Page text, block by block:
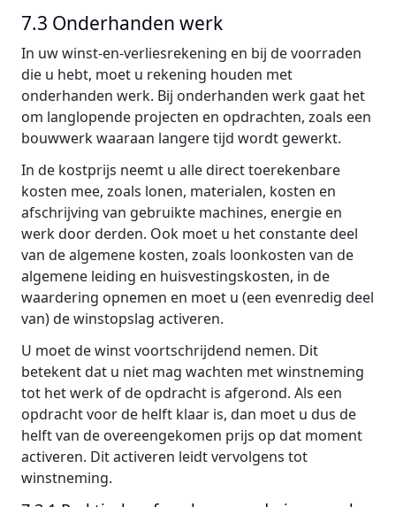
7.3 Onderhanden werk
In uw winst-en-verliesrekening en bij de voorraden
die u hebt, moet u rekening houden met
onderhanden werk. Bij onderhanden werk gaat het
om langlopende projecten en opdrachten, zoals een
bouwwerk waaraan langere tijd wordt gewerkt.
In de kostprijs neemt u alle direct toerekenbare
kosten mee, zoals lonen, materialen, kosten en
afschrijving van gebruikte machines, energie en
werk door derden. Ook moet u het constante deel
van de algemene kosten, zoals loonkosten van de
algemene leiding en huisvestingskosten, in de
waardering opnemen en moet u (een evenredig deel
van) de winstopslag activeren.
U moet de winst voortschrijdend nemen. Dit
betekent dat u niet mag wachten met winstneming
tot het werk of de opdracht is afgerond. Als een
opdracht voor de helft klaar is, dan moet u dus de
helft van de overeengekomen prijs op dat moment
activeren. Dit activeren leidt vervolgens tot
winstneming.